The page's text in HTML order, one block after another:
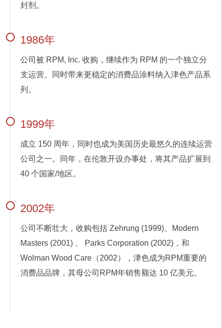
封剂。
1986年
公司被 RPM, Inc. 收购，继续作为 RPM 的一个独立分
支运营。同时带来更稳定的消费品涂料纳入津色产品系
列。
1999年
成立 150 周年，同时也成为美国历史最悠久的连续运营
公司之一。同年，在伦敦开设办事处，将其产品扩展到
40 个国家/地区。
2002年
公司不断壮大，收购包括 Zehrung (1999)、Modern
Masters (2001) 、 Parks Corporation (2002)，和
Wolman Wood Care（2002），津色成为RPM重要的
消费品品牌，其母公司RPM年销售额达 10 亿美元。